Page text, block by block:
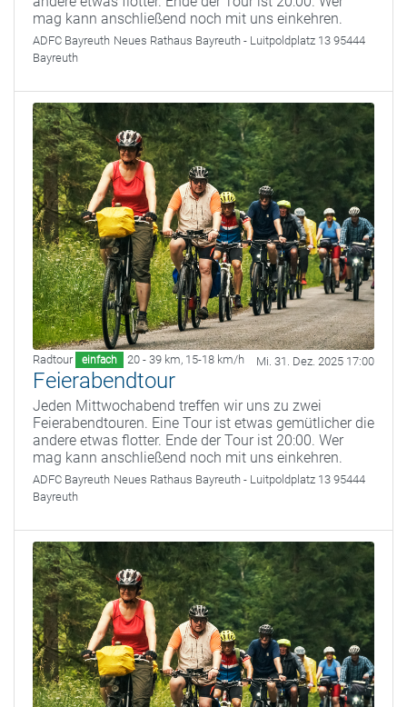
mag kann anschließend noch mit uns einkehren.
ADFC Bayreuth Neues Rathaus Bayreuth - Luitpoldplatz 13 95444
Bayreuth
Radtour einfach 20 - 39 km, 15-18 km/h Mi. 31. Dez. 2025 17:00
Feierabendtour
Jeden Mittwochabend treffen wir uns zu zwei
Feierabendtouren. Eine Tour ist etwas gemütlicher die
andere etwas flotter. Ende der Tour ist 20:00. Wer
mag kann anschließend noch mit uns einkehren.
ADFC Bayreuth Neues Rathaus Bayreuth - Luitpoldplatz 13 95444
Bayreuth